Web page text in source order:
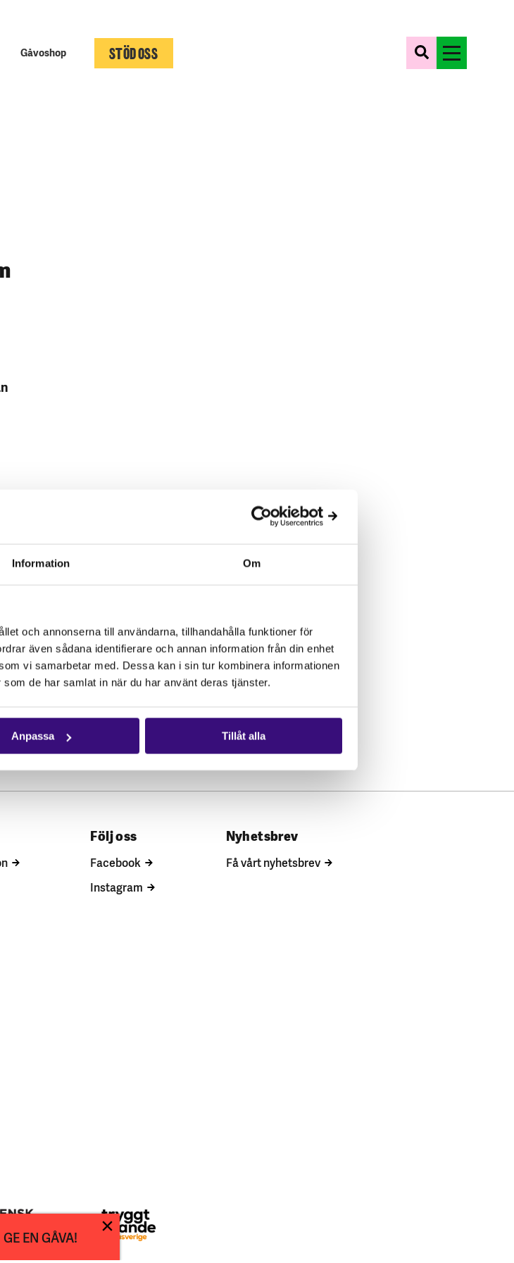
Information Om
och annonserna till användarna, tillhandahålla funktioner för
även sådana identifierare och annan information från din enhet
vi samarbetar med. Dessa kan i sin tur kombinera informationen
de har samlat in när du har använt deras tjänster.
Anpassa Tillåt alla
Gåvoshop STÖD OSS
Följ oss
Facebook
Instagram
Nyhetsbrev
Få vårt nyhetsbrev
GE EN GÅVA!